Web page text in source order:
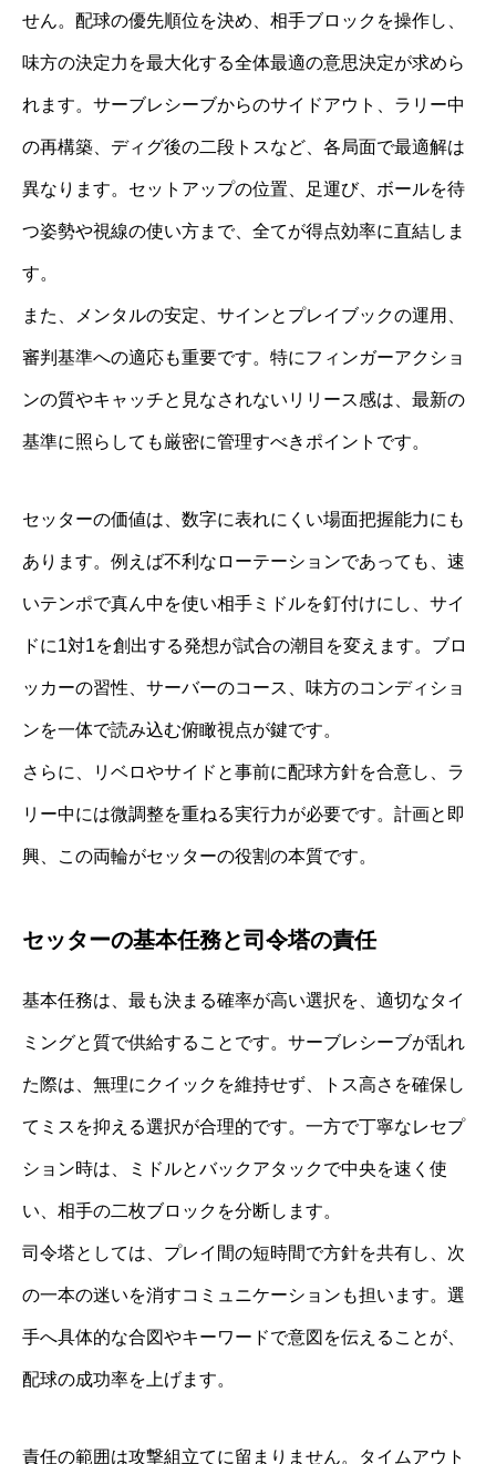
せん。配球の優先順位を決め、相手ブロックを操作し、
味方の決定力を最大化する全体最適の意思決定が求めら
れます。サーブレシーブからのサイドアウト、ラリー中
の再構築、ディグ後の二段トスなど、各局面で最適解は
異なります。セットアップの位置、足運び、ボールを待
つ姿勢や視線の使い方まで、全てが得点効率に直結しま
す。
また、メンタルの安定、サインとプレイブックの運用、
審判基準への適応も重要です。特にフィンガーアクショ
ンの質やキャッチと見なされないリリース感は、最新の
基準に照らしても厳密に管理すべきポイントです。
セッターの価値は、数字に表れにくい場面把握能力にも
あります。例えば不利なローテーションであっても、速
いテンポで真ん中を使い相手ミドルを釘付けにし、サイ
ドに1対1を創出する発想が試合の潮目を変えます。ブロ
ッカーの習性、サーバーのコース、味方のコンディショ
ンを一体で読み込む俯瞰視点が鍵です。
さらに、リベロやサイドと事前に配球方針を合意し、ラ
リー中には微調整を重ねる実行力が必要です。計画と即
興、この両輪がセッターの役割の本質です。
セッターの基本任務と司令塔の責任
基本任務は、最も決まる確率が高い選択を、適切なタイ
ミングと質で供給することです。サーブレシーブが乱れ
た際は、無理にクイックを維持せず、トス高さを確保し
てミスを抑える選択が合理的です。一方で丁寧なレセプ
ション時は、ミドルとバックアタックで中央を速く使
い、相手の二枚ブロックを分断します。
司令塔としては、プレイ間の短時間で方針を共有し、次
の一本の迷いを消すコミュニケーションも担います。選
手へ具体的な合図やキーワードで意図を伝えることが、
配球の成功率を上げます。
責任の範囲は攻撃組立てに留まりません。タイムアウト